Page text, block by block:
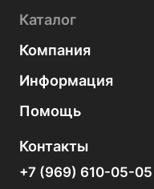
Каталог
Компания
Информация
Помощь
Контакты
+7 (969) 610-05-05